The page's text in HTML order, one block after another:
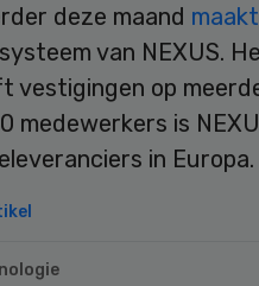
deze maand
van NEXUS.
vestigingen op
medewerkers is
in Europa.